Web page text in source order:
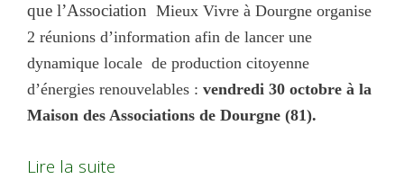
que l’Association Mieux Vivre à Dourgne organise
2 réunions d’information afin de lancer une
dynamique locale de production citoyenne
d’énergies renouvelables : vendredi 30 octobre à la
Maison des Associations de Dourgne (81).
Lire la suite